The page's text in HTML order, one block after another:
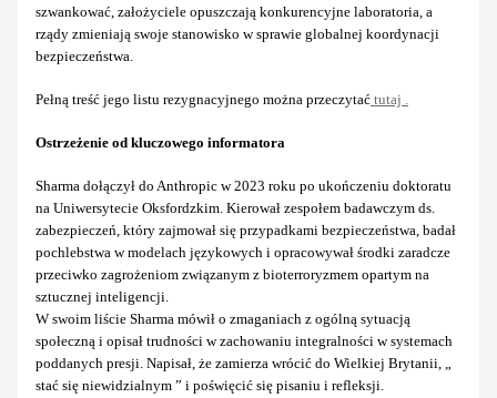
szwankować, założyciele opuszczają konkurencyjne laboratoria, a
rządy zmieniają swoje stanowisko w sprawie globalnej koordynacji
bezpieczeństwa.
Pełną treść jego listu rezygnacyjnego można przeczytać tutaj .
Ostrzeżenie od kluczowego informatora
Sharma dołączył do Anthropic w 2023 roku po ukończeniu doktoratu
na Uniwersytecie Oksfordzkim. Kierował zespołem badawczym ds.
zabezpieczeń, który zajmował się przypadkami bezpieczeństwa, badał
pochlebstwa w modelach językowych i opracowywał środki zaradcze
przeciwko zagrożeniom związanym z bioterroryzmem opartym na
sztucznej inteligencji.
W swoim liście Sharma mówił o zmaganiach z ogólną sytuacją
społeczną i opisał trudności w zachowaniu integralności w systemach
poddanych presji. Napisał, że zamierza wrócić do Wielkiej Brytanii, „
stać się niewidzialnym ” i poświęcić się pisaniu i refleksji.